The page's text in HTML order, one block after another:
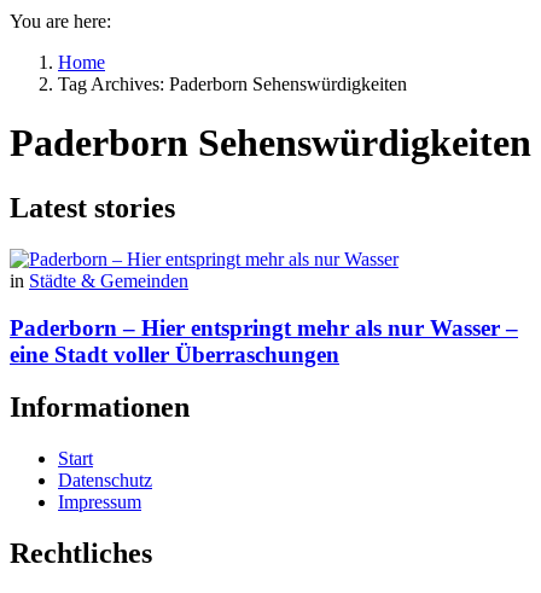
You are here:
Home
Tag Archives: Paderborn Sehenswürdigkeiten
Paderborn Sehenswürdigkeiten
Latest stories
in Städte & Gemeinden
Paderborn – Hier entspringt mehr als nur Wasser –
eine Stadt voller Überraschungen
Informationen
Start
Datenschutz
Impressum
Rechtliches